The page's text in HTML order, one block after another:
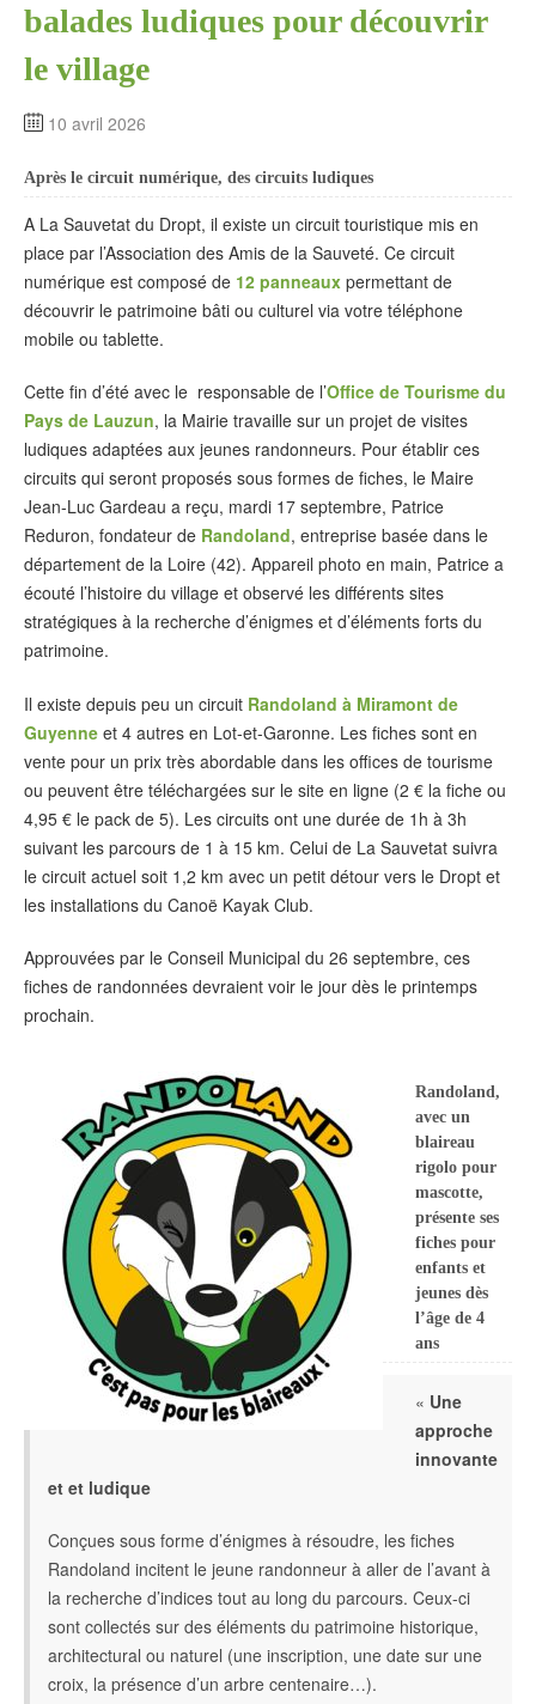
balades ludiques pour découvrir
le village
10 avril 2026
Après le circuit numérique, des circuits ludiques
A La Sauvetat du Dropt, il existe un circuit touristique mis en
place par l’Association des Amis de la Sauveté. Ce circuit
numérique est composé de 12 panneaux permettant de
découvrir le patrimoine bâti ou culturel via votre téléphone
mobile ou tablette.
Cette fin d’été avec le responsable de l’Office de Tourisme du
Pays de Lauzun, la Mairie travaille sur un projet de visites
ludiques adaptées aux jeunes randonneurs. Pour établir ces
circuits qui seront proposés sous formes de fiches, le Maire
Jean-Luc Gardeau a reçu, mardi 17 septembre, Patrice
Reduron, fondateur de Randoland, entreprise basée dans le
département de la Loire (42). Appareil photo en main, Patrice a
écouté l’histoire du village et observé les différents sites
stratégiques à la recherche d’énigmes et d’éléments forts du
patrimoine.
Il existe depuis peu un circuit Randoland à Miramont de
Guyenne et 4 autres en Lot-et-Garonne. Les fiches sont en
vente pour un prix très abordable dans les offices de tourisme
ou peuvent être téléchargées sur le site en ligne (2 € la fiche ou
4,95 € le pack de 5). Les circuits ont une durée de 1h à 3h
suivant les parcours de 1 à 15 km. Celui de La Sauvetat suivra
le circuit actuel soit 1,2 km avec un petit détour vers le Dropt et
les installations du Canoë Kayak Club.
Approuvées par le Conseil Municipal du 26 septembre, ces
fiches de randonnées devraient voir le jour dès le printemps
prochain.
Randoland,
avec un
blaireau
rigolo pour
mascotte,
présente ses
fiches pour
enfants et
jeunes dès
l’âge de 4
ans
« Une
approche
innovante
et et ludique
Conçues sous forme d’énigmes à résoudre, les fiches
Randoland incitent le jeune randonneur à aller de l’avant à
la recherche d’indices tout au long du parcours. Ceux-ci
sont collectés sur des éléments du patrimoine historique,
architectural ou naturel (une inscription, une date sur une
croix, la présence d’un arbre centenaire…).